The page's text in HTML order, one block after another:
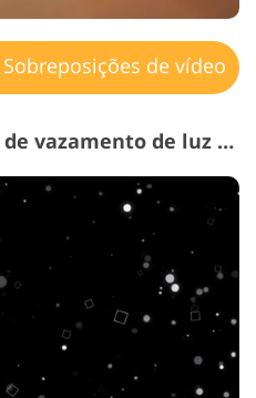
Sobreposições de vídeo
Vídeo de sobreposição de vazamento de luz # 13 "Infinite Numbers"